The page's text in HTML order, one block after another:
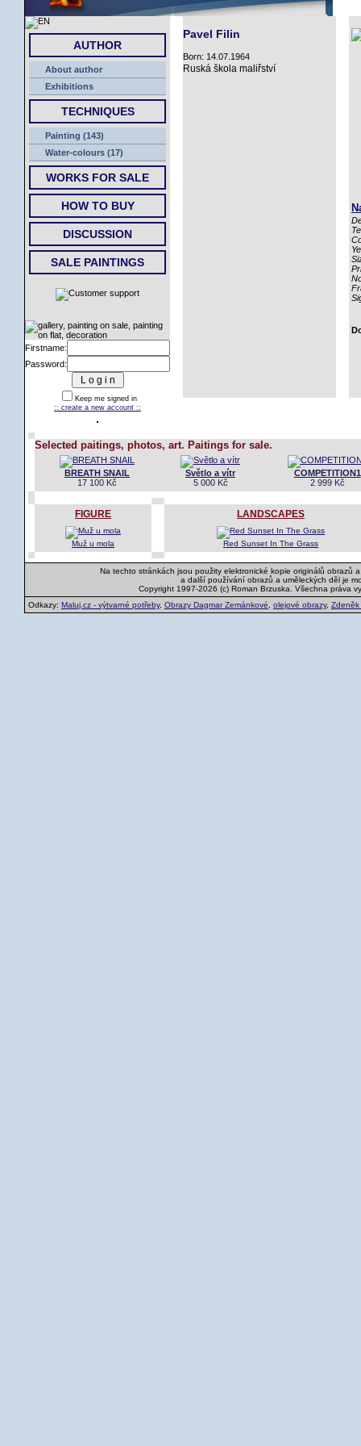
AUTHOR
About author
Exhibitions
TECHNIQUES
Painting (143)
Water-colours (17)
WORKS FOR SALE
HOW TO BUY
DISCUSSION
SALE PAINTINGS
Firstname:
Password:
Keep me signed in
:: create a new account ::
Pavel Filin
Born: 14.07.1964
Ruská škola maliřství
Selected paitings, photos, art. Paitings for sale.
BREATH SNAIL
17 100 Kč
Světlo a vítr
5 000 Kč
COMPETITION1
2 999 Kč
FIGURE
Muž u mola
LANDSCAPES
Red Sunset In The Grass
Na techto stránkách jsou použity elektronické kopie originálů obrazů
a další používání obrazů a uměleckých děl je
Copyright 1997-2026 (c) Roman Brzuska. Všechna práva
Odkazy: Maluj.cz - výtvarné potřeby, Obrazy Dagmar Zemánkové olejové obrazy, Zdeněk